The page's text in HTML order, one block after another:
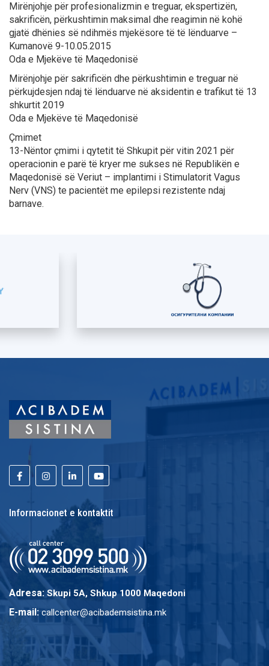
Mirënjohje për profesionalizmin e treguar, ekspertizën,
sakrificën, përkushtimin maksimal dhe reagimin në kohë
gjatë dhënies së ndihmës mjekësore të të lënduarve –
Kumanovë 9-10.05.2015
Oda e Mjekëve të Maqedonisë
Mirënjohje për sakrificën dhe përkushtimin e treguar në
përkujdesjen ndaj të lënduarve në aksidentin e trafikut të 13
shkurtit 2019
Oda e Mjekëve të Maqedonisë
Çmimet
13-Nëntor çmimi i qytetit të Shkupit për vitin 2021 për
operacionin e parë të kryer me sukses në Republikën e
Maqedonisë së Veriut – implantimi i Stimulatorit Vagus
Nerv (VNS) te pacientët me epilepsi rezistente ndaj
barnave.
Informacionet e kontaktit
Adresa: Skupi 5A, Shkup 1000 Maqedoni
E-mail: callcenter@acibademsistina.mk